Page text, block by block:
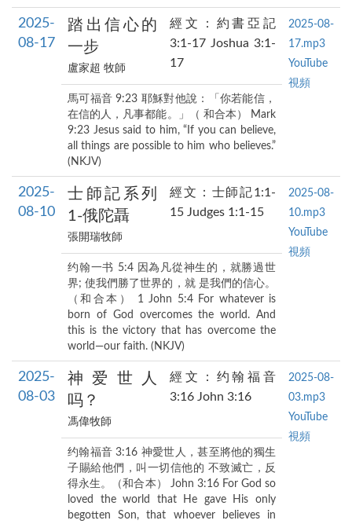
2025-
08-17
踏出信心的
一步
盧家超 牧師
經文：約書亞記
3:1-17 Joshua 3:1-
17
2025-08-
17.mp3
YouTube
視頻
馬可福音 9:23 耶穌對他說：「你若能信，
在信的人，凡事都能。」（ 和合本） Mark
9:23 Jesus said to him, “If you can believe,
all things are possible to him who believes.”
(NKJV)
2025-
08-10
士師記系列
1-俄陀聶
張開瑞牧師
經文：士師記1:1-
15 Judges 1:1-15
2025-08-
10.mp3
YouTube
視頻
约翰一书 5:4 因為凡從神生的，就勝過世
界; 使我們勝了世界的，就 是我們的信心。
（和合本） 1 John 5:4 For whatever is
born of God overcomes the world. And
this is the victory that has overcome the
world—our faith. (NKJV)
2025-
08-03
神爱世人
吗？
馮偉牧師
經文：约翰福音
3:16 John 3:16
2025-08-
03.mp3
YouTube
視頻
约翰福音 3:16 神愛世人，甚至將他的獨生
子賜給他們，叫一切信他的 不致滅亡，反
得永生。（和合本） John 3:16 For God so
loved the world that He gave His only
begotten Son, that whoever believes in